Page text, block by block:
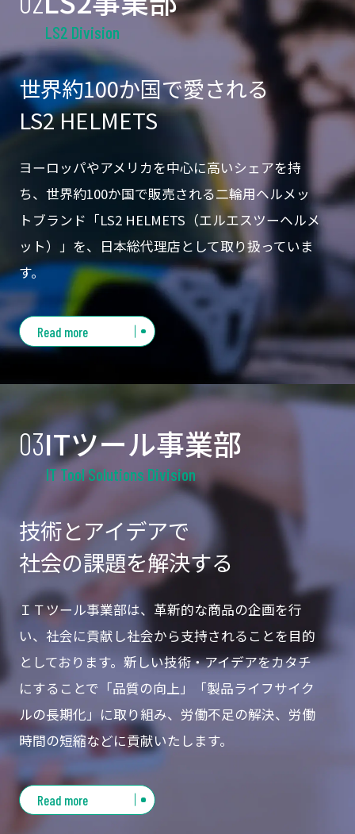
LS2 Division
世界約100か国で愛される
LS2 HELMETS
ヨーロッパやアメリカを中心に高いシェアを持
ち、世界約100か国で販売される二輪用ヘルメッ
トブランド「LS2 HELMETS（エルエスツーヘルメ
ット）」を、日本総代理店として取り扱っていま
す。
Read more
03ITツール事業部
IT Tool Solutions Division
技術とアイデアで
社会の課題を解決する
ＩＴツール事業部は、革新的な商品の企画を行
い、社会に貢献し社会から支持されることを目的
としております。新しい技術・アイデアをカタチ
にすることで「品質の向上」「製品ライフサイク
ルの長期化」に取り組み、労働不足の解決、労働
時間の短縮などに貢献いたします。
Read more